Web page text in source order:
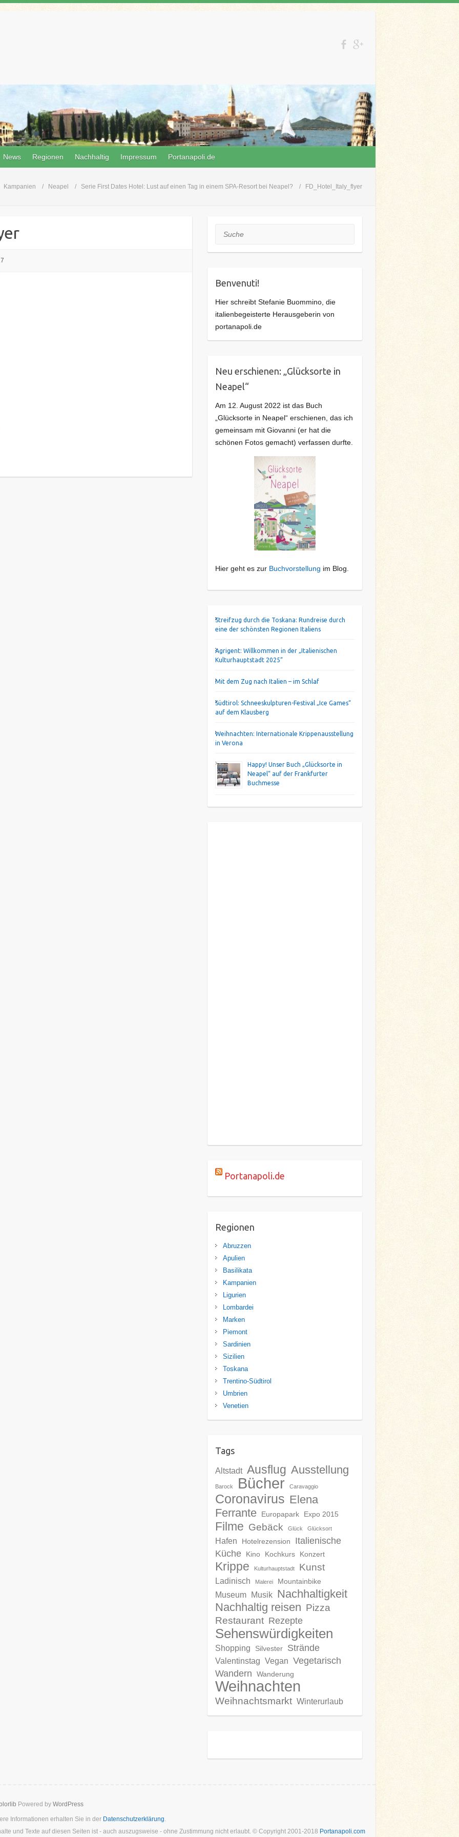
News Regionen Nachhaltig Impressum Portanapoli.de
Kampanien Neapel Serie First Dates Hotel: Lust auf einen Tag in einem SPA-Resort bei Neapel? FD_Hotel_Italy_flyer
Suche
Benvenuti!
Hier schreibt Stefanie Buommino, die
italienbegeisterte Herausgeberin von
portanapoli.de
Neu erschienen: „Glücksorte in
Neapel“
Am 12. August 2022 ist das Buch
„Glücksorte in Neapel“ erschienen, das ich
gemeinsam mit Giovanni (er hat die
schönen Fotos gemacht) verfassen durfte.
Hier geht es zur Buchvorstellung im Blog.
Streifzug durch die Toskana: Rundreise durch
eine der schönsten Regionen Italiens
Agrigent: Willkommen in der „Italienischen
Kulturhauptstadt 2025“
Mit dem Zug nach Italien – im Schlaf
Südtirol: Schneeskulpturen-Festival „Ice Games“
auf dem Klausberg
Weihnachten: Internationale Krippenausstellung
in Verona
Happy! Unser Buch „Glücksorte in
Neapel“ auf der Frankfurter
Buchmesse
Portanapoli.de
Regionen
Abruzzen
Apulien
Basilikata
Kampanien
Ligurien
Lombardei
Marken
Piemont
Sardinien
Sizilien
Toskana
Trentino-Südtirol
Umbrien
Venetien
Tags
Altstadt Ausflug Ausstellung
Barock Bücher Caravaggio
Coronavirus Elena
Ferrante
Europapark Expo 2015
Filme Gebäck Glück Glücksort
Hafen Hotelrezension
Italienische
Küche
Kino Kochkurs Konzert
Krippe Kulturhauptstadt Kunst
Ladinisch Malerei Mountainbike
Museum Musik Nachhaltigkeit
Nachhaltig reisen Pizza
Restaurant Rezepte
Sehenswürdigkeiten
Shopping Silvester Strände
Valentinstag Vegan Vegetarisch
Wandern
Wanderung
Weihnachten
Weihnachtsmarkt Winterurlaub
Powered by WordPress
Informationen erhalten Sie in der Datenschutzerklärung.
und Texte auf diesen Seiten ist - auch auszugsweise - ohne Zustimmung nicht erlaubt. © Copyright 2001-2018 Portanapoli.com